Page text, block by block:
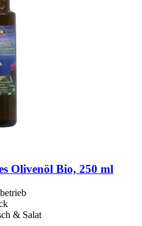
Olivenöl Bio, 250 ml
& Salat